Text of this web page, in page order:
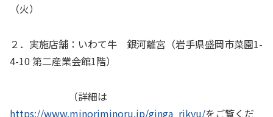
（火）
２．実施店舗：いわて牛 銀河離宮（岩手県盛岡市菜園1-
4-10 第二産業会館1階）
（詳細は
https://www.minoriminoru.jp/ginga_rikyu/をご覧くだ